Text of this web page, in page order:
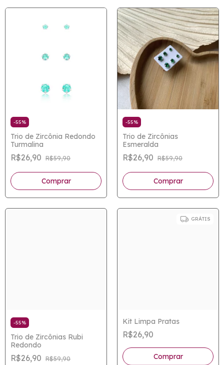
-55%
Trio de Zircônia Redondo
Turmalina
R$26,90 R$59,90
-55%
Trio de Zircônias
Esmeralda
R$26,90 R$59,90
-55%
Trio de Zircônias Rubi
Redondo
R$26,90 R$59,90
GRÁTIS
Kit Limpa Pratas
R$26,90
Comprar